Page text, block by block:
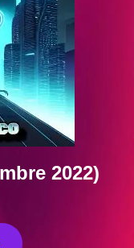
2022)